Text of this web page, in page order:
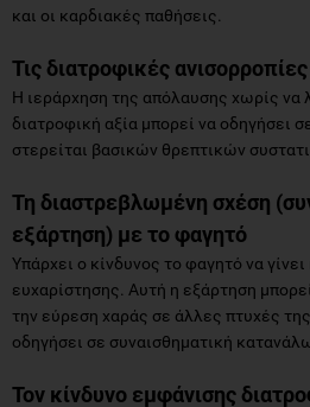
και οι καρδιακές παθήσεις.
Τις διατροφικές ανισορροπίες
Η ιεράρχηση της απόλαυσης χωρίς να
διατροφική αξία μπορεί να οδηγήσει
στερείται βασικών θρεπτικών
Τη διαστρεβλωμένη σχέση
εξάρτηση) με το φαγητό
Υπάρχει ο κίνδυνος το φαγητό να
ευχαρίστησης. Αυτή η εξάρτηση
την εύρεση χαράς σε άλλες πτυχές
οδηγήσει σε συναισθηματική
Τον κίνδυνο εμφάνισης